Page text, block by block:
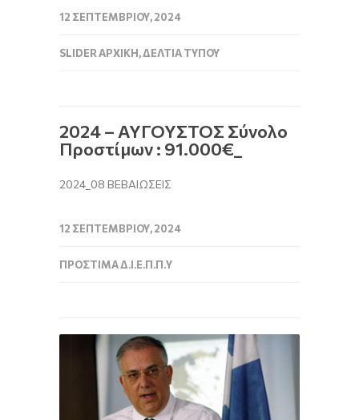
12 ΣΕΠΤΕΜΒΡΊΟΥ, 2024
SLIDER ΑΡΧΙΚΉ,ΔΕΛΤΊΑ ΤΎΠΟΥ
2024 – ΑΥΓΟΥΣΤΟΣ Σύνολο
Προστίμων : 91.000€_
2024_08 ΒΕΒΑΙΩΣΕΙΣ
12 ΣΕΠΤΕΜΒΡΊΟΥ, 2024
ΠΡΌΣΤΙΜΑ Δ.Ι.Ε.Π.Π.Υ